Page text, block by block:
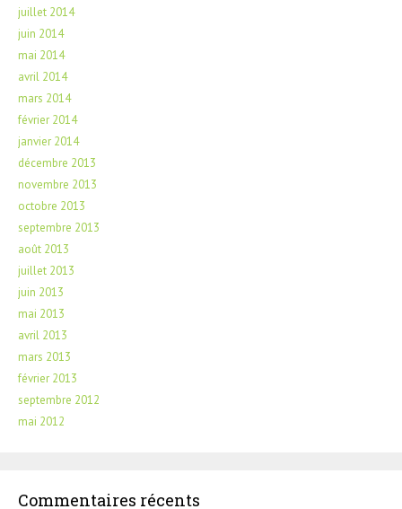
juillet 2014
juin 2014
mai 2014
avril 2014
mars 2014
février 2014
janvier 2014
décembre 2013
novembre 2013
octobre 2013
septembre 2013
août 2013
juillet 2013
juin 2013
mai 2013
avril 2013
mars 2013
février 2013
septembre 2012
mai 2012
Commentaires récents